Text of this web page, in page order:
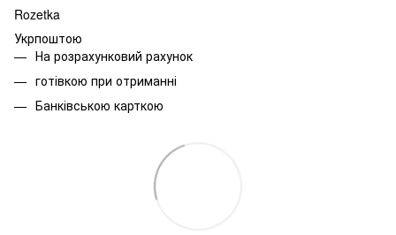
Rozetka
Укрпоштою
На розрахунковий рахунок
готівкою при отриманні
Банківською карткою